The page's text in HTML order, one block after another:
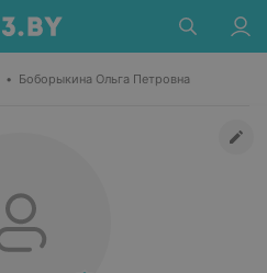
• Боборыкина Ольга Петровна